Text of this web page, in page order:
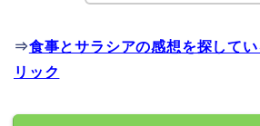
⇒食事とサラシアの感想を探して
リック